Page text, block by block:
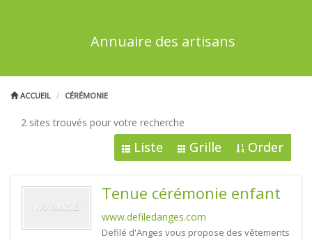
Annuaire des artisans
ACCUEIL CÉRÉMONIE
2 sites trouvés pour votre recherche
Liste Grille Order
Tenue cérémonie enfant
www.defiledanges.com
Defilé d'Anges vous propose des vêtements